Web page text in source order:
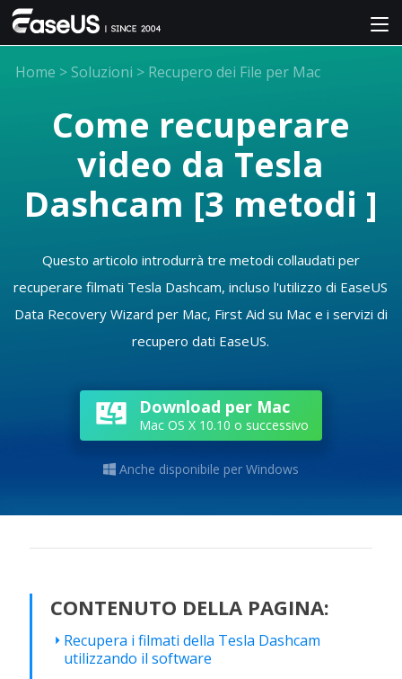
Home > Soluzioni > Recupero dei File per Mac
Come recuperare
video da Tesla
Dashcam [3 metodi ]
Questo articolo introdurrà tre metodi collaudati per
recuperare filmati Tesla Dashcam, incluso l'utilizzo di EaseUS
Data Recovery Wizard per Mac, First Aid su Mac e i servizi di
recupero dati EaseUS.
Download per Mac
Mac OS X 10.10 o successivo
 Anche disponibile per Windows
CONTENUTO DELLA PAGINA:
Recupera i filmati della Tesla Dashcam
utilizzando il software